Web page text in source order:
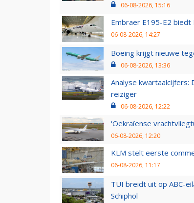
06-08-2026, 15:16
Embraer E195-E2 biedt
06-08-2026, 14:27
Boeing krijgt nieuwe
06-08-2026, 13:36
Analyse
reiziger
06-08-2026, 12:22
'Oekraïense
06-08-2026, 12:20
KLM stelt eerste
06-08-2026, 11:17
TUI breidt uit op ABC-
Schiphol